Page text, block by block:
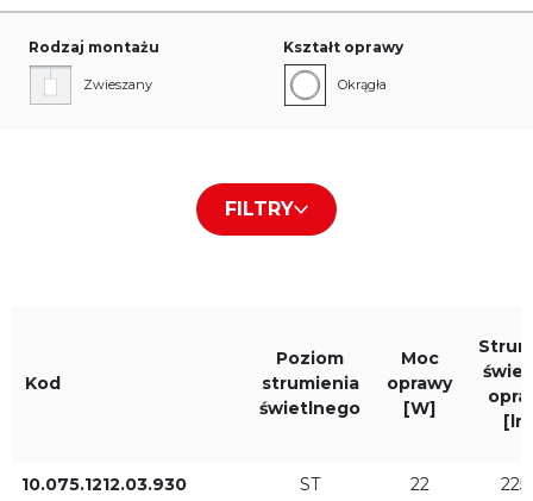
Rodzaj montażu
Zwieszany
Kształt oprawy
Okrągła
Rodzaj przesłony/płyty Kolor obudowy
Szary RAL9006
FILTRY
Kod
Poziom
strumienia
świetlnego
Moc
oprawy
[W]
10.075.1212.03.930 ST 22